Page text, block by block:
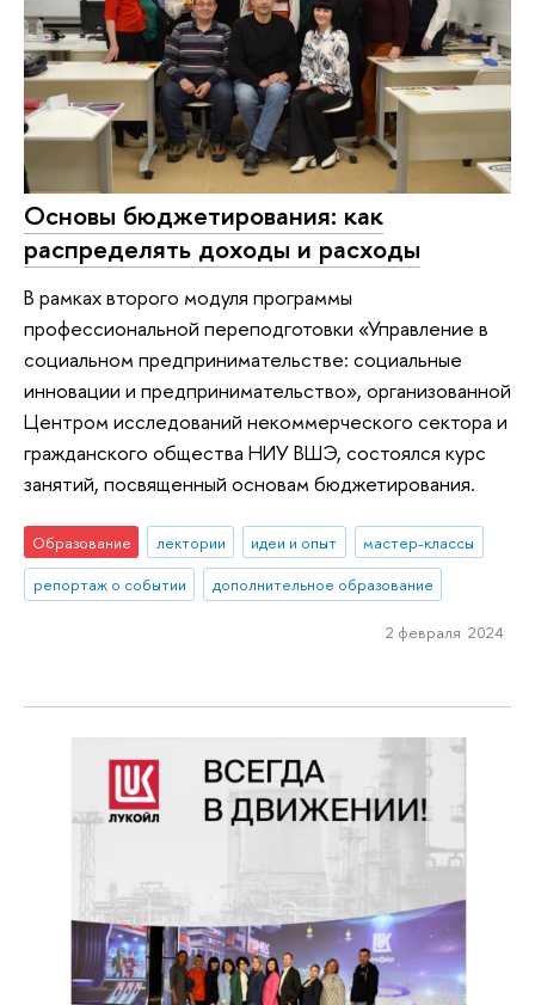
Основы бюджетирования: как
распределять доходы и расходы
В рамках второго модуля программы
профессиональной переподготовки «Управление в
социальном предпринимательстве: социальные
инновации и предпринимательство», организованной
Центром исследований некоммерческого сектора и
гражданского общества НИУ ВШЭ, состоялся курс
занятий, посвященный основам бюджетирования.
Образование лектории идеи и опыт
мастер-классы
репортаж о событии
дополнительное образование
2 февраля 2024